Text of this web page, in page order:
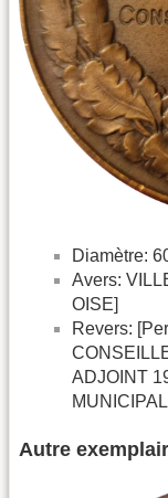
Diamètre:
Avers:
OISE]
Revers:
ADJOINT
Autre